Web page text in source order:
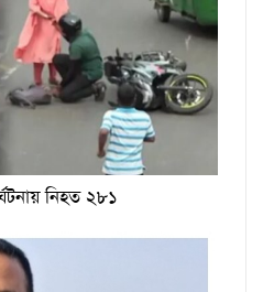
নিহত ২৮১